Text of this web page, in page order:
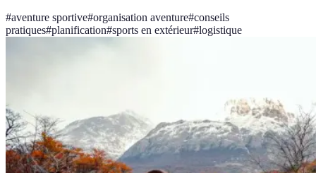
#aventure sportive#organisation aventure#conseils
pratiques#planification#sports en extérieur#logistique